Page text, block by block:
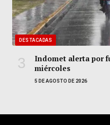
DESTACADAS
Indomet alerta por
miércoles
5 DE AGOSTO DE 2026